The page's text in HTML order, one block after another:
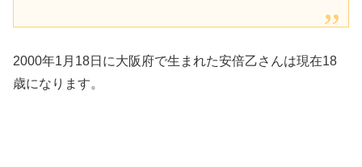
2000年1月18日に大阪府で生まれた安倍乙さんは現在18
歳になります。